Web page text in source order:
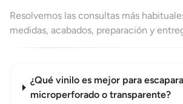
Resolvemos las consultas más
medidas, acabados, preparación y
¿Qué vinilo es mejor para
microperforado o transparente?